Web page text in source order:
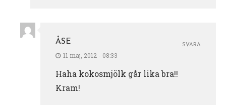
ÅSE
11 maj, 2012 - 08:33
Haha kokosmjölk går lika bra!!
Kram!
SVARA